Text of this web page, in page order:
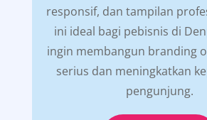
responsif, dan tampilan
ini ideal bagi pebisnis di
ingin membangun branding
serius dan meningkatkan
pengunjung.